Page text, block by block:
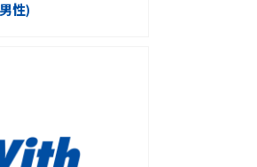
性)